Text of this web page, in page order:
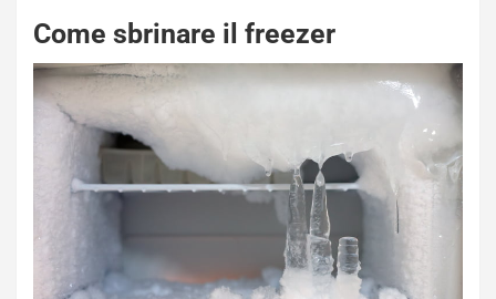
Come sbrinare il freezer